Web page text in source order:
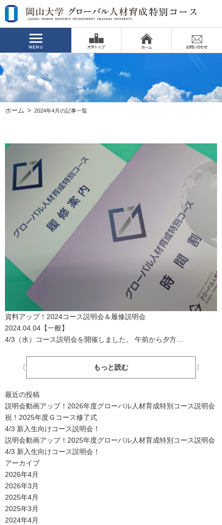
ホーム 2024年4月の記事一覧
資料アップ！2024コース説明会＆履修説明会
2024.04.04 【一般】
4/3（水）コース説明会を開催しました。 午前から夕方…
〔 もっと読む 〕
最近の投稿
説明会動画アップ！2026年度グローバル人材育成特別コース説明会
祝！2025年度Ｇコース修了式
4/3 新入生向けコース説明会！
説明会動画アップ！2025年度グローバル人材育成特別コース説明会
4/3 新入生向けコース説明会！
アーカイブ
2026年4月
2026年3月
2025年4月
2025年3月
2024年4月